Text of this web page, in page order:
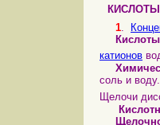
1.
Кислоты
катионов
соль и
Щелочи